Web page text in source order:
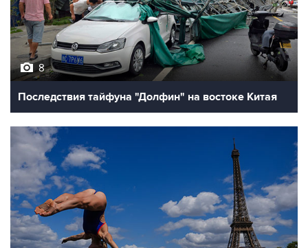
8
Последствия тайфуна "Долфин" на востоке Китая